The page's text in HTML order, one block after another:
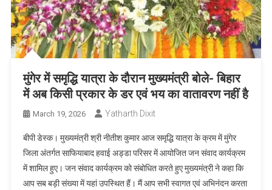
मुंगेर में समृद्धि यात्रा के दौरान मुख्यमंत्री बोले- बिहार
में अब किसी प्रकार के डर एवं भय का वातावरण नहीं है
March 19, 2026 Yatharth Dixit
बीपी डेस्क। मुख्यमंत्री श्री नीतीश कुमार आज समृद्धि यात्रा के क्रम में मुंगेर
जिला अंतर्गत साफियाबाद हवाई अड्डा परिसर में आयोजित जन संवाद कार्यक्रम
में शामिल हुए। जन संवाद कार्यक्रम को संबोधित करते हुए मुख्यमंत्री ने कहा कि
आप सब बड़ी संख्या में यहां उपस्थित हैं। मैं आप सभी स्वागत एवं अभिनंदन करता